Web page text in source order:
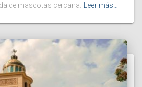
de mascotas cercana.
Leer más…